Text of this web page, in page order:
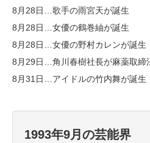
8月28日…歌手の雨宮天が誕生
8月28日…女優の鶴巻紬が誕生
8月28日…女優の野村カレンが誕生
8月29日…角川春樹社長が麻薬取締
8月31日…アイドルの竹内舞が誕生
1993年9月の芸能界